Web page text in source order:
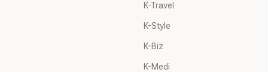
K-Travel
K-Style
K-Biz
K-Medi